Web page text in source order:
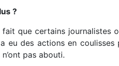
?
que certains journalistes
eu des actions en
pas abouti.